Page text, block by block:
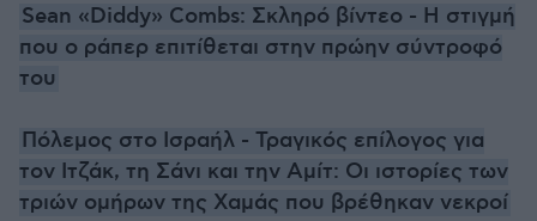
Sean «Diddy» Combs: Σκληρό βίντεο - Η στιγμή
που ο ράπερ επιτίθεται στην πρώην σύντροφό
του
Πόλεμος στο Ισραήλ - Τραγικός επίλογος για
τον Ιτζάκ, τη Σάνι και την Αμίτ: Οι ιστορίες των
τριών ομήρων της Χαμάς που βρέθηκαν νεκροί